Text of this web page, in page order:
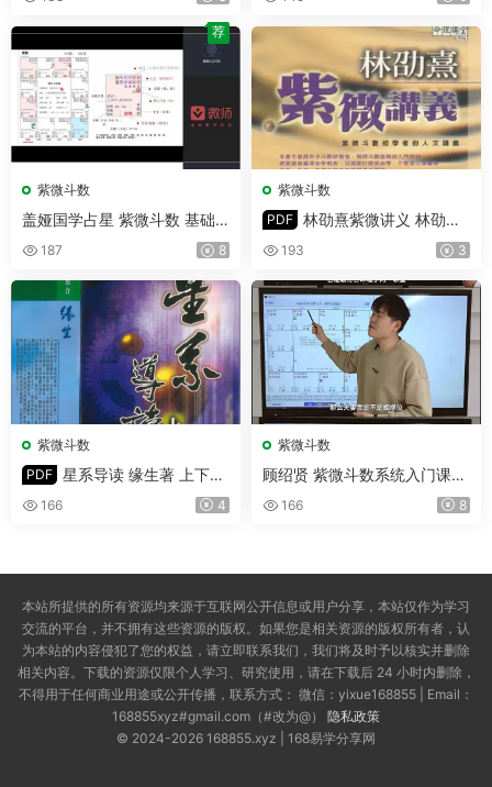
紫微斗数
盖娅国学占星 紫微斗数 基础
+进阶+高阶 视频共27集
187 8
荐
紫微斗数
PDF 林劭熹紫微讲义 林劭熹
著 PDF 370页
193 3
紫微斗数
PDF 星系导读 缘生著 上下册
合集 PDF 共636页
166 4
紫微斗数
顾绍贤 紫微斗数系统入门课程
视频30集(带字幕)
166 8
本站所提供的所有资源均来源于互联网公开信息或用户分享，本站仅作为学习
交流的平台，并不拥有这些资源的版权。如果您是相关资源的版权所有者，认
为本站的内容侵犯了您的权益，请立即联系我们，我们将及时予以核实并删除
相关内容。下载的资源仅限个人学习、研究使用，请在下载后 24 小时内删除，
不得用于任何商业用途或公开传播，联系方式： 微信：yixue168855 | Email：
168855xyz#gmail.com（#改为@） 隐私政策
© 2024-2026 168855.xyz | 168易学分享网